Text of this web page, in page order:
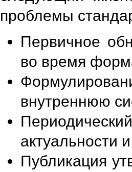
проблемы
Первичное
во время
внутреннюю
актуальности
Публикация